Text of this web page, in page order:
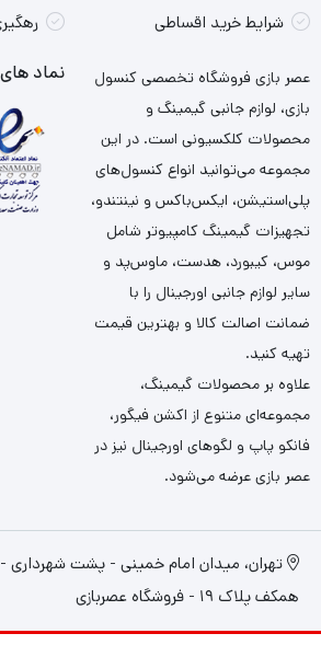
شرایط خرید اقساطی
عصر بازی فروشگاه تخصصی کنسول
بازی، لوازم جانبی گیمینگ و
محصولات کلکسیونی است. در این
مجموعه می‌توانید انواع کنسول‌های
پلی‌استیشن، ایکس‌باکس و نینتندو،
تجهیزات گیمینگ کامپیوتر شامل
موس، کیبورد، هدست، ماوس‌پد و
سایر لوازم جانبی اورجینال را با
ضمانت اصالت کالا و بهترین قیمت
تهیه کنید.
علاوه بر محصولات گیمینگ،
مجموعه‌ای متنوع از اکشن فیگور،
فانکو پاپ و لگوهای اورجینال نیز در
عصر بازی عرضه می‌شود.
نماد های
تهران، میدان امام خمینی - پشت شهرداری -
همکف پلاک 19 - فروشگاه عصربازی